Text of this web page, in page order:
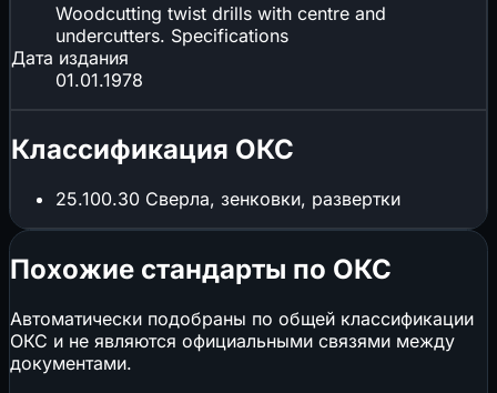
Woodcutting twist drills with centre and
undercutters. Specifications
Дата издания
01.01.1978
Классификация ОКС
25.100.30 Сверла, зенковки, развертки
Похожие стандарты по ОКС
Автоматически подобраны по общей классификации
ОКС и не являются официальными связями между
документами.